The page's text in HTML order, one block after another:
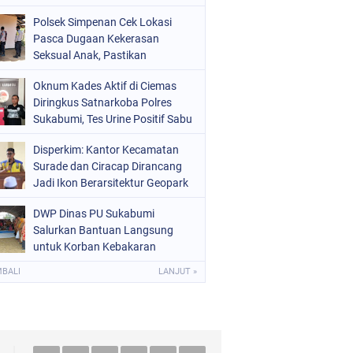
Polsek Simpenan Cek Lokasi
Pasca Dugaan Kekerasan
Seksual Anak, Pastikan
Oknum Kades Aktif di Ciemas
Diringkus Satnarkoba Polres
Sukabumi, Tes Urine Positif Sabu
Disperkim: Kantor Kecamatan
Surade dan Ciracap Dirancang
Jadi Ikon Berarsitektur Geopark
DWP Dinas PU Sukabumi
Salurkan Bantuan Langsung
untuk Korban Kebakaran
LANJUT »